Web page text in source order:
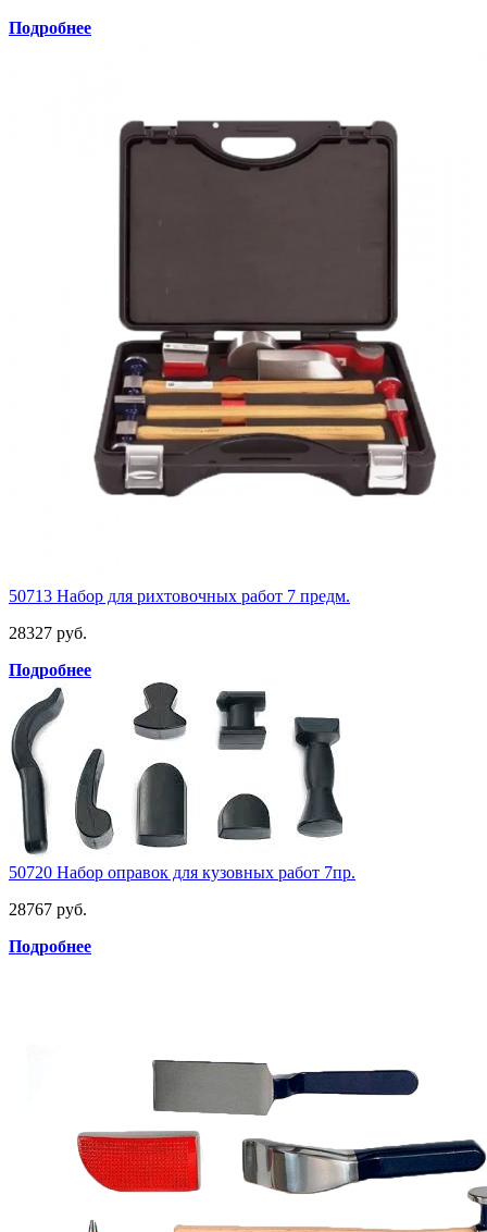
Подробнее
50713 Набор для рихтовочных работ 7 предм.
28327 руб.
Подробнее
50720 Набор оправок для кузовных работ 7пр.
28767 руб.
Подробнее